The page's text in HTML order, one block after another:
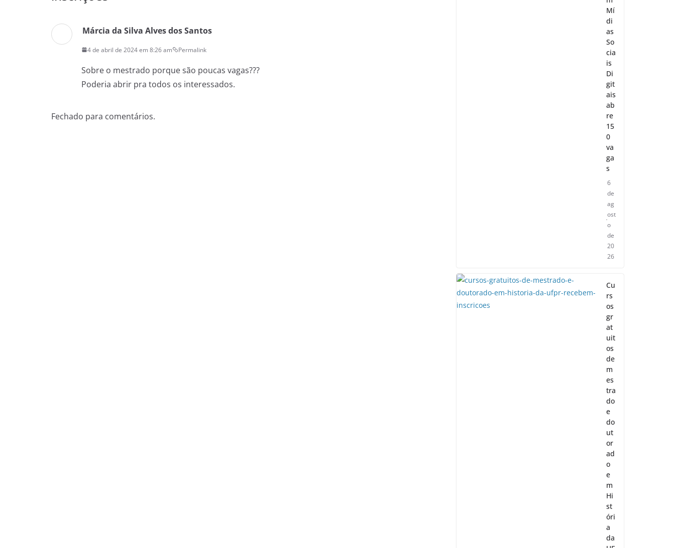
Márcia da Silva Alves dos Santos
4 de abril de 2024 em 8:26 am Permalink
Sobre o mestrado porque são poucas vagas???
Poderia abrir pra todos os interessados.
Fechado para comentários.
Mí
di
as
So
cia
is
Di
git
ais
ab
re
15
0
va
ga
s
6
de
ag
ost
o
de
20
26
Cu
rs
os
gr
at
uit
os
de
m
es
tra
do
e
do
ut
or
ad
o
e
m
Hi
st
óri
a
da